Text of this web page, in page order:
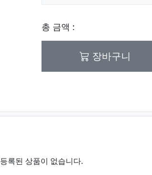
총 금액 :
장바구니
등록된 상품이 없습니다.